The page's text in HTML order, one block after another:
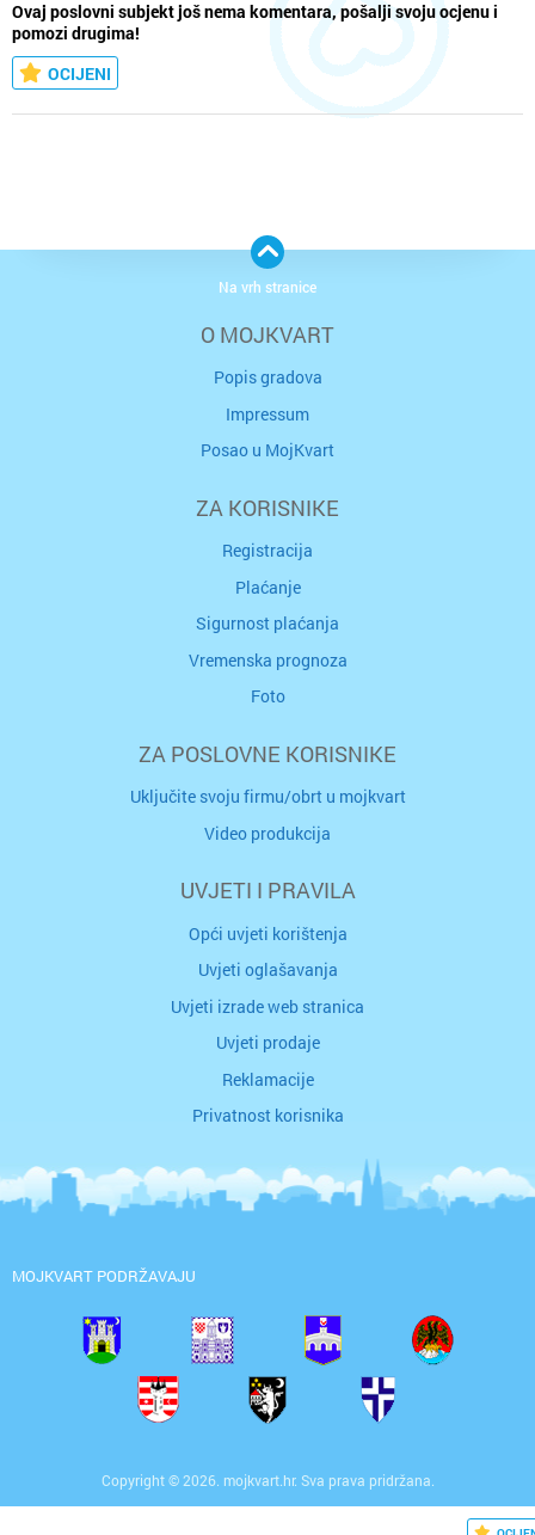
Ovaj poslovni subjekt još nema komentara, pošalji svoju ocjenu i
pomozi drugima!
OCIJENI
O MOJKVART
Popis gradova
Impressum
Posao u MojKvart
ZA KORISNIKE
Registracija
Plaćanje
Sigurnost plaćanja
Vremenska prognoza
Foto
ZA POSLOVNE KORISNIKE
Uključite svoju firmu/obrt u mojkvart
Video produkcija
UVJETI I PRAVILA
Opći uvjeti korištenja
Uvjeti oglašavanja
Uvjeti izrade web stranica
Uvjeti prodaje
Reklamacije
Privatnost korisnika
MOJKVART PODRŽAVAJU
Copyright © 2026. mojkvart.hr. Sva prava pridržana.
Na vrh stranice